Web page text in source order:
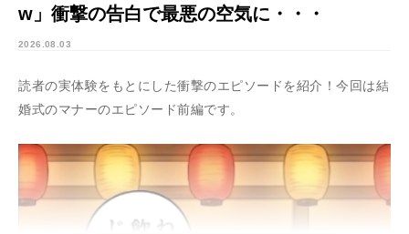
w」衝撃の告白で最悪の空気に・・・
2026.08.03
読者の実体験をもとにした衝撃のエピソードを紹介！今回は結
婚式のマナーのエピソード前編です。